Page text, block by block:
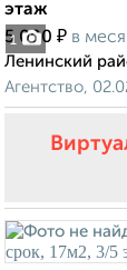
1
этаж
5 000 ₽ в
Ленинский
Агентство,